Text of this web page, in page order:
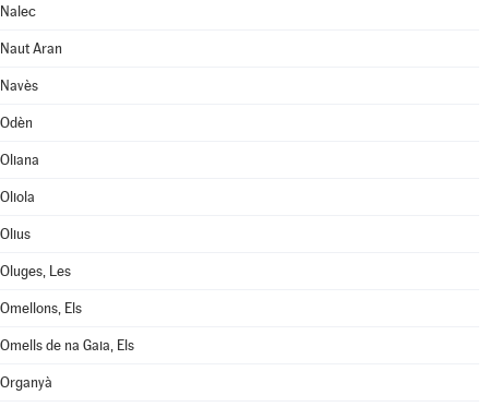
Nalec
Naut Aran
Navès
Odèn
Oliana
Oliola
Olius
Oluges, Les
Omellons, Els
Omells de na Gaia, Els
Organyà